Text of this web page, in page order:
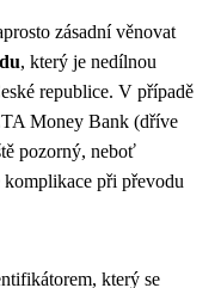
zásadní věnovat
, který je nedílnou
republice. V případě
Money Bank (dříve
pozorný, neboť
při převodu
který se